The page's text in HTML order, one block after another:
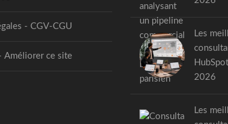
- CGV-CGU
Améliorer ce site
Les
2026
Les